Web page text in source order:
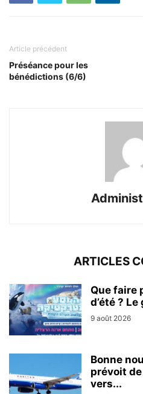
Article précédent
Préséance pour les
bénédictions (6/6)
ARTICLES
Que faire
d’été ?
9 août 2026
Bonne
prévoit
vers...